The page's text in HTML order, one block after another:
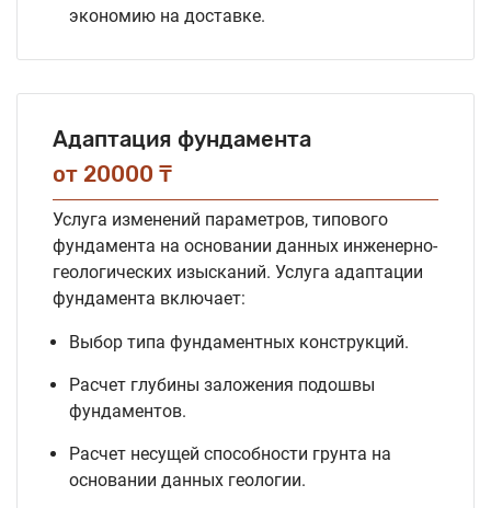
экономию на доставке.
Адаптация фундамента
от 20000 ₸
Услуга изменений параметров, типового
фундамента на основании данных инженерно-
геологических изысканий. Услуга адаптации
фундамента включает:
Выбор типа фундаментных конструкций.
Расчет глубины заложения подошвы
фундаментов.
Расчет несущей способности грунта на
основании данных геологии.